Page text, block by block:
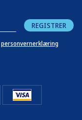
REGISTRER
personvernerklæring